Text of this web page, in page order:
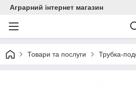
Аграрний інтернет магазин
Товари та послуги Трубка-